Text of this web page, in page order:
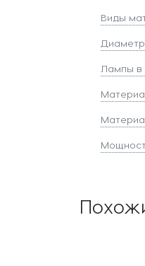
Виды
Лампы в